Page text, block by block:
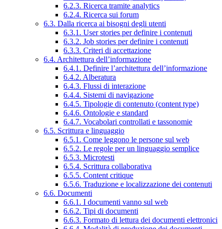
6.2.3. Ricerca tramite analytics
6.2.4. Ricerca sui forum
6.3. Dalla ricerca ai bisogni degli utenti
6.3.1. User stories per definire i contenuti
6.3.2. Job stories per definire i contenuti
6.3.3. Criteri di accettazione
6.4. Architettura dell’informazione
6.4.1. Definire l’architettura dell’informazione
6.4.2. Alberatura
6.4.3. Flussi di interazione
6.4.4. Sistemi di navigazione
6.4.5. Tipologie di contenuto (content type)
6.4.6. Ontologie e standard
6.4.7. Vocabolari controllati e tassonomie
6.5. Scrittura e linguaggio
6.5.1. Come leggono le persone sul web
6.5.2. Le regole per un linguaggio semplice
6.5.3. Microtesti
6.5.4. Scrittura collaborativa
6.5.5. Content critique
6.5.6. Traduzione e localizzazione dei contenuti
6.6. Documenti
6.6.1. I documenti vanno sul web
6.6.2. Tipi di documenti
6.6.3. Formato di lettura dei documenti elettronici